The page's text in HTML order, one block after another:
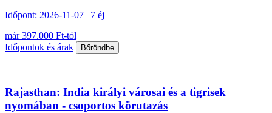
Időpont: 2026-11-07 | 7 éj
már 397.000 Ft-tól
Időpontok és árak
Bőröndbe
Rajasthan: India királyi városai és a tigrisek
nyomában - csoportos körutazás